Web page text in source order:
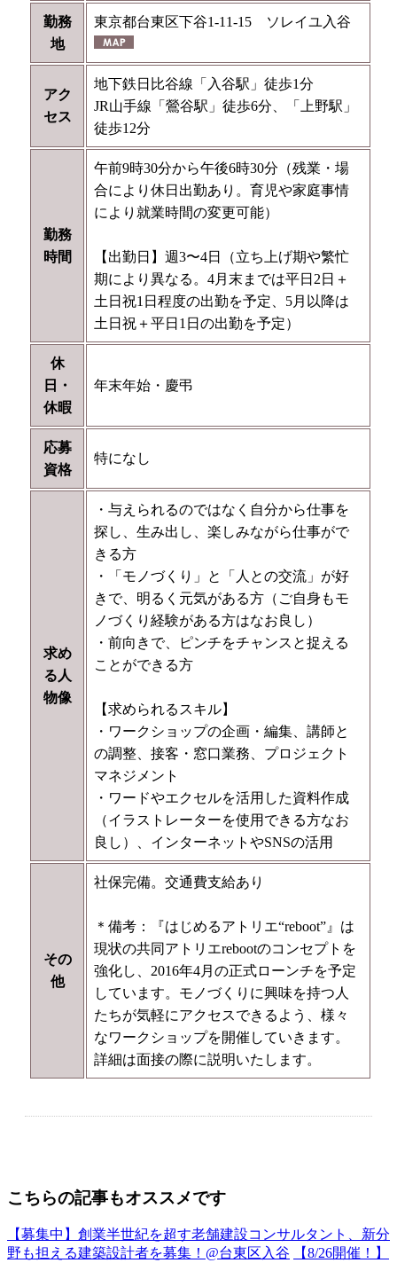
勤務
地
東京都台東区下谷1-11-15 ソレイユ入谷
アク
セス
地下鉄日比谷線「入谷駅」徒歩1分
JR山手線「鶯谷駅」徒歩6分、「上野駅」
徒歩12分
勤務
時間
午前9時30分から午後6時30分（残業・場
合により休日出勤あり。育児や家庭事情
により就業時間の変更可能）
【出勤日】週3〜4日（立ち上げ期や繁忙
期により異なる。4月末までは平日2日＋
土日祝1日程度の出勤を予定、5月以降は
土日祝＋平日1日の出勤を予定）
休
日・
休暇
年末年始・慶弔
応募
資格
特になし
求め
る人
物像
・与えられるのではなく自分から仕事を
探し、生み出し、楽しみながら仕事がで
きる方
・「モノづくり」と「人との交流」が好
きで、明るく元気がある方（ご自身もモ
ノづくり経験がある方はなお良し）
・前向きで、ピンチをチャンスと捉える
ことができる方
【求められるスキル】
・ワークショップの企画・編集、講師と
の調整、接客・窓口業務、プロジェクト
マネジメント
・ワードやエクセルを活用した資料作成
（イラストレーターを使用できる方なお
良し）、インターネットやSNSの活用
その
他
社保完備。交通費支給あり
＊備考：『はじめるアトリエ“reboot”』は
現状の共同アトリエrebootのコンセプトを
強化し、2016年4月の正式ローンチを予定
しています。モノづくりに興味を持つ人
たちが気軽にアクセスできるよう、様々
なワークショップを開催していきます。
詳細は面接の際に説明いたします。
こちらの記事もオススメです
【募集中】創業半世紀を超す老舗建設コンサルタント、新分
野も担える建築設計者を募集！@台東区入谷
【8/26開催！】